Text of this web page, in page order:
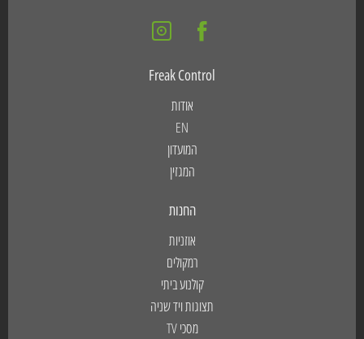
Freak Control
אודות
EN
המועדון
המגזין
החנות
אוזניות
רמקולים
קולנוע ביתי
תצוגות ויד שניה
מסכי TV